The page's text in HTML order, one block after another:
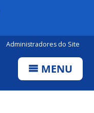
Administradores do Site
MENU